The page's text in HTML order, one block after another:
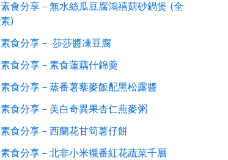
素食分享－無水絲瓜豆腐鴻禧菇砂鍋煲 (全
素)
素食分享－ 莎莎醬凍豆腐
素食分享－素食蓮藕什錦羹
素食分享－蒸番薯藜麥飯配黑松露醬
素食分享－美白奇異果杏仁燕麥粥
素食分享－西蘭花甘筍薯仔餅
素食分享－北非小米襯番紅花蔬菜千層